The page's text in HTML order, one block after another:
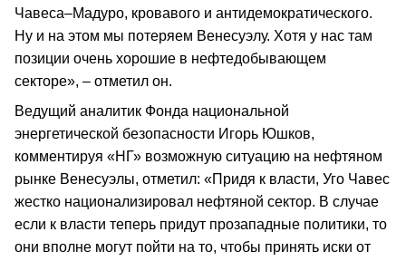
Чавеса–Мадуро, кровавого и антидемократического.
Ну и на этом мы потеряем Венесуэлу. Хотя у нас там
позиции очень хорошие в нефтедобывающем
секторе», – отметил он.
Ведущий аналитик Фонда национальной
энергетической безопасности Игорь Юшков,
комментируя «НГ» возможную ситуацию на нефтяном
рынке Венесуэлы, отметил: «Придя к власти, Уго Чавес
жестко национализировал нефтяной сектор. В случае
если к власти теперь придут прозападные политики, то
они вполне могут пойти на то, чтобы принять иски от